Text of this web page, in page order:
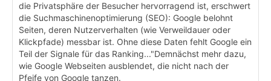
die Privatsphäre der Besucher hervorragend ist, erschwert
die Suchmaschinenoptimierung (SEO): Google belohnt
Seiten, deren Nutzerverhalten (wie Verweildauer oder
Klickpfade) messbar ist. Ohne diese Daten fehlt Google ein
Teil der Signale für das Ranking..."Demnächst mehr dazu,
wie Google Webseiten ausblendet, die nicht nach der
Pfeife von Google tanzen.